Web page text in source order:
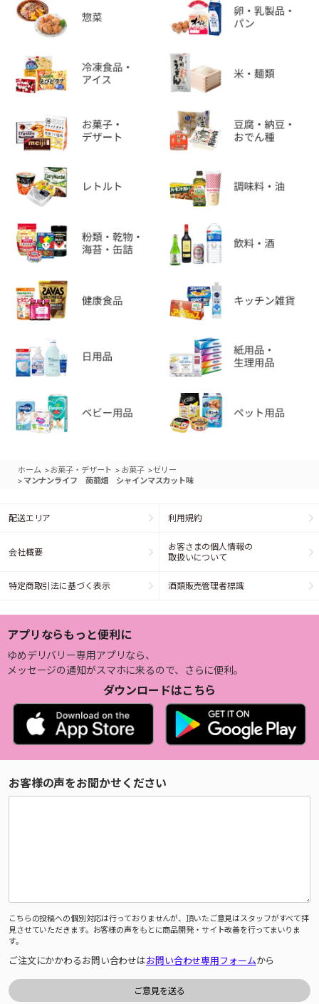
ホーム >お菓子・デザート > お菓子 >ゼリー
> マンナンライフ 蒟蒻畑 シャインマスカット味
配送エリア 利用規約
会社概要
お客さまの個人情報の
取扱いについて
特定商取引法に基づく表示 酒類販売管理者標識
アプリならもっと便利に
ゆめデリバリー専用アプリなら、
メッセージの通知がスマホに来るので、さらに便利。
ダウンロードはこちら
お客様の声をお聞かせください
こちらの投稿への個別対応は行っておりませんが、頂いたご意見はスタッフがすべて拝
見させていただきます。お客様の声をもとに商品開発・サイト改善を行ってまいりま
す。
ご注文にかかわるお問い合わせはお問い合わせ専用フォームから